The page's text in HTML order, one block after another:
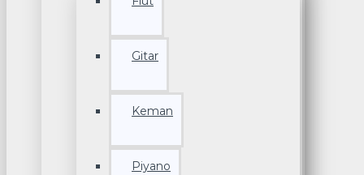
Gitar
Keman
Piyano